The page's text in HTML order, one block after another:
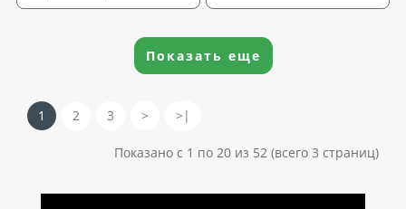
Показать еще
1 2 3 > >|
Показано с 1 по 20 из 52 (всего 3 страниц)